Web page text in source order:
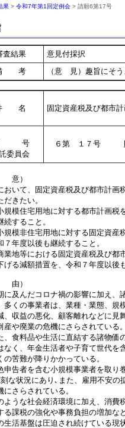
果 > 令和7年第1回定例会 > 請願6第17号
査結果
意見付採択
考
（意 見）趣旨にそ
名 固定資産税及び都市
号
委員会
６第 １７号
意）
いて、固定資産税及び都市計画
だきたい。
模住宅用地に対する都市計画税
すること。
模非住宅用地に対する固定資産
年度以後も継続すること。
地等における固定資産税及び都
る減額措置を、令和７年度以後
由）
及んだコロナ禍の影響に加え、
多くの事業者は、業種・業態、規
、収益の悪化、顧客離れなどに見
産や廃業の危機にさらされている
食料品や生活に直結する諸物価
なく、年金生活者や子育て世代を
の苦難が降りかかっている。
告者を含む小規模事業者を取り
な状況にあり､また、雇用不安の
にさらされている。
うな社会経済環境に加え、消費
る課税の強化や事務負担の増加な
生活基盤は圧迫され続けている現